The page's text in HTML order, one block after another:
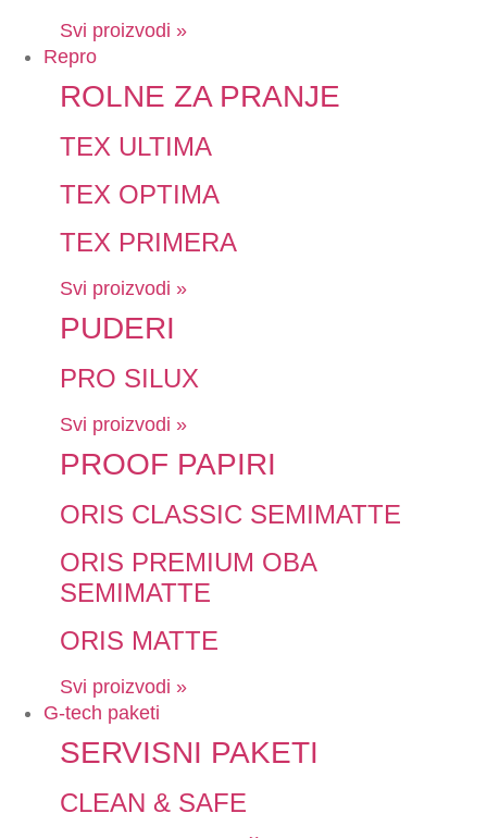
Svi proizvodi »
Repro
ROLNE ZA PRANJE
TEX ULTIMA
TEX OPTIMA
TEX PRIMERA
Svi proizvodi »
PUDERI
PRO SILUX
Svi proizvodi »
PROOF PAPIRI
ORIS CLASSIC SEMIMATTE
ORIS PREMIUM OBA
SEMIMATTE
ORIS MATTE
Svi proizvodi »
G-tech paketi
SERVISNI PAKETI
CLEAN & SAFE